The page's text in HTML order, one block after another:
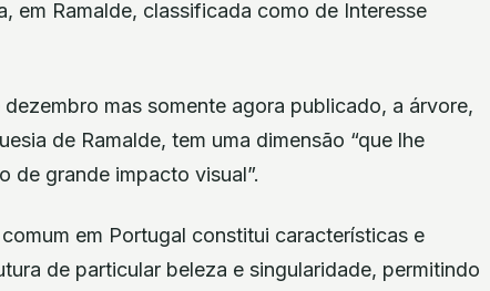
em Ramalde, classificada como de Interesse
mas somente agora publicado, a árvore,
de Ramalde, tem uma dimensão “que lhe
de grande impacto visual”.
em Portugal constitui características e
de particular beleza e singularidade, permitindo